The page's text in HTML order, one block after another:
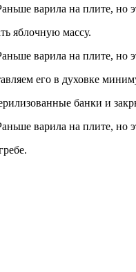
яблочную массу.
его в духовке
банки и